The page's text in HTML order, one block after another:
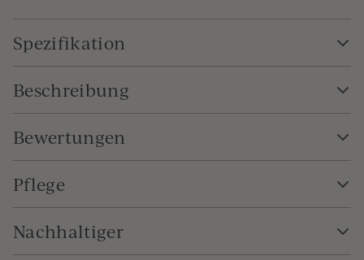
Spezifikation
Beschreibung
Bewertungen
Pflege
Nachhaltiger